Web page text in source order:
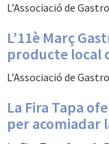
L’Associació de
L’11è Març
producte local
L’Associació de
La Fira Tapa
per acomiadar